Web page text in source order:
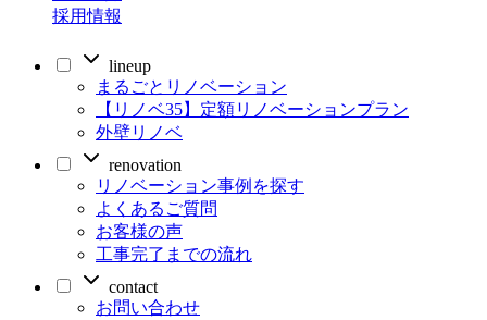
採用情報
lineup
まるごとリノベーション
【リノベ35】定額リノベーションプラン
外壁リノベ
renovation
リノベーション事例を探す
よくあるご質問
お客様の声
工事完了までの流れ
contact
お問い合わせ